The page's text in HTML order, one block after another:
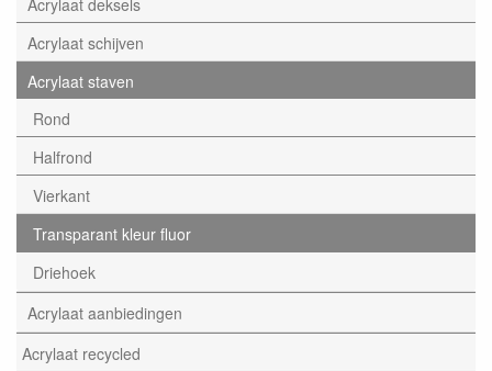
Acrylaat schijven
Acrylaat staven
Rond
Halfrond
Vierkant
Transparant kleur fluor
Driehoek
Acrylaat aanbiedingen
Acrylaat recycled